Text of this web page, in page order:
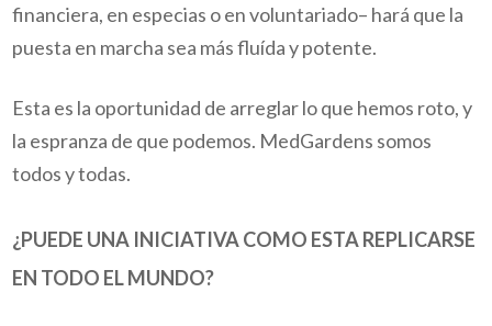
financiera, en especias o en voluntariado– hará que la
puesta en marcha sea más fluída y potente.
Esta es la oportunidad de arreglar lo que hemos roto, y
la espranza de que podemos. MedGardens somos
todos y todas.
¿PUEDE UNA INICIATIVA COMO ESTA REPLICARSE
EN TODO EL MUNDO?